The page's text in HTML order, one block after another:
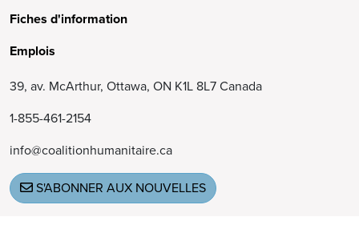
Fiches d'information
Emplois
39, av. McArthur, Ottawa, ON K1L 8L7 Canada
1-855-461-2154
info@coalitionhumanitaire.ca
S'ABONNER AUX NOUVELLES